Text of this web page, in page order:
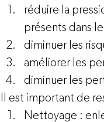
réduire la
présents dans
diminuer les
améliorer les
diminuer les
Il est important de
Nettoyage :